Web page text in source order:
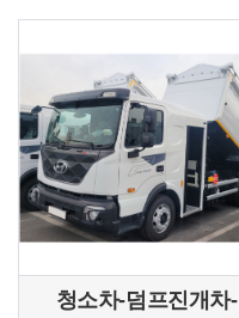
청소차-덤프진개차-